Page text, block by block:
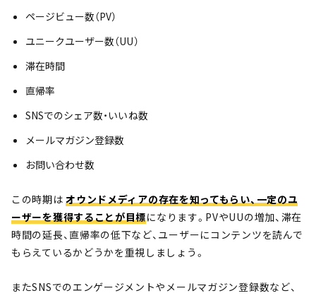
ページビュー数（PV）
ユニークユーザー数（UU）
滞在時間
直帰率
SNSでのシェア数・いいね数
メールマガジン登録数
お問い合わせ数
この時期はオウンドメディアの存在を知ってもらい、一定のユ
ーザーを獲得することが目標になります。PVやUUの増加、滞在
時間の延長、直帰率の低下など、ユーザーにコンテンツを読んで
もらえているかどうかを重視しましょう。
またSNSでのエンゲージメントやメールマガジン登録数など、